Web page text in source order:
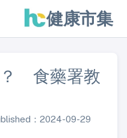
健康市集
？ 食藥署教
：2024-09-29